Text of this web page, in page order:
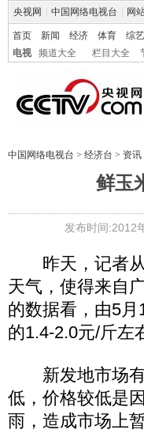
央视网 中国网络电视台 网
首页 新闻 经济 体育 综艺
电视
频道大全 栏目大全
中国网络电视台 > 经济台 > 资讯
鲜玉
发布时间:2012
昨天，记者从
天气，使得来自
的数据看，由5
的1.4-2.0元/斤左
新发地市场有
低，价格较低是
雨，造成市场上